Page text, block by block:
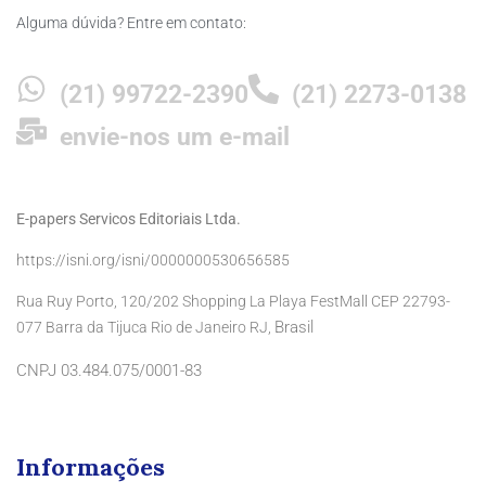
Alguma dúvida? Entre em contato:
(21) 99722-2390
(21) 2273-0138
envie-nos um e-mail
E-papers Servicos Editoriais Ltda.
https://isni.org/isni/0000000530656585
Rua Ruy Porto, 120/202 Shopping La Playa FestMall CEP 22793-
077 Barra da Tijuca Rio de Janeiro RJ, Brasil
CNPJ 03.484.075/0001-83
Informações